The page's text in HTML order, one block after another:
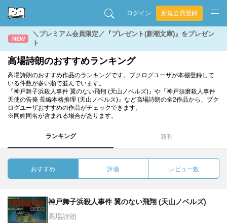
ログイン 新規会員登録
NEW
＼プレミアム会員限定／『プレゼント(新潮文庫)』をプレゼン
ト
高場詩朗のおすすめランキング
高場詩朗のおすすめ作品のランキングです。ブクログユーザが本棚登録して
いる件数が多い順で並んでいます。
『神戸舞子浜殺人事件 翼のない飛翔 (天山ノベルズ)』や『神戸須磨殺人事件
天使の告発 長編本格推理 (天山ノベルス)』など高場詩朗の全2作品から、ブク
ログユーザおすすめの作品がチェックできます。
※同姓同名が含まれる場合があります。
ランキング 新刊
おすすめ 評価 レビュー数
神戸舞子浜殺人事件 翼のない飛翔 (天山ノベルズ)
高場詩朗